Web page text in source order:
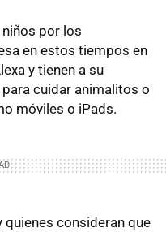
por los
en estos tiempos en
y tienen a su
cuidar animalitos o
móviles o iPads.
consideran que